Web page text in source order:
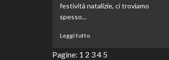
festività natalizie, ci troviamo
spesso...
Leggi tuttoLeggi
più
Pagine: 1 2 34 5